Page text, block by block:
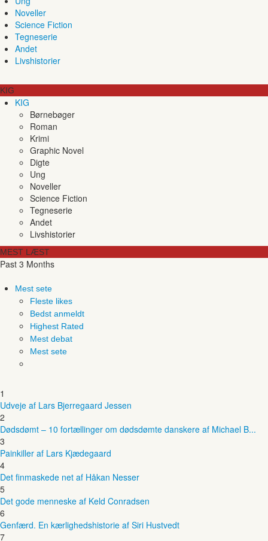
Noveller
Science Fiction
Tegneserie
Andet
Livshistorier
KIG
KIG
Børnebøger
Roman
Krimi
Graphic Novel
Digte
Ung
Noveller
Science Fiction
Tegneserie
Andet
Livshistorier
MEST LÆST
Past 3 Months
Mest sete
Fleste likes
Bedst anmeldt
Highest Rated
Mest debat
Mest sete
1
Udveje af Lars Bjerregaard Jessen
2
Dødsdømt – 10 fortællinger om dødsdømte danskere af Michael B...
3
Painkiller af Lars Kjædegaard
4
Det finmaskede net af Håkan Nesser
5
Det gode menneske af Keld Conradsen
6
Genfærd. En kærlighedshistorie af Siri Hustvedt
7